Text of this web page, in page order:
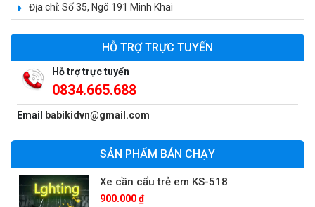
Địa chỉ: Số 35, Ngõ 191 Minh Khai
HỖ TRỢ TRỰC TUYẾN
Hỗ trợ trực tuyến
0834.665.688
Email babikidvn@gmail.com
SẢN PHẨM BÁN CHẠY
Xe 3 bánh trẻ em 968
350.000 ₫
550.000 ₫
950.000 ₫
Xe cần cẩu trẻ em KS-518
900.000 ₫